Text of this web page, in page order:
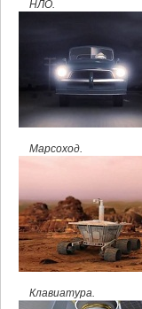
НЛО.
Марсоход.
Клавиатура.